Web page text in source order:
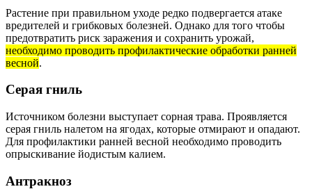
Растение при правильном уходе редко подвергается атаке
вредителей и грибковых болезней. Однако для того чтобы
предотвратить риск заражения и сохранить урожай,
необходимо проводить профилактические обработки ранней
весной.
Серая гниль
Источником болезни выступает сорная трава. Проявляется
серая гниль налетом на ягодах, которые отмирают и опадают.
Для профилактики ранней весной необходимо проводить
опрыскивание йодистым калием.
Антракноз